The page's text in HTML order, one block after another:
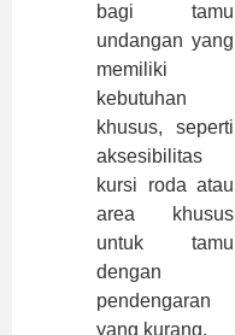
bagi tamu
undangan yang
memiliki
kebutuhan
khusus, seperti
aksesibilitas
kursi roda atau
area khusus
untuk tamu
dengan
pendengaran
yang kurang.